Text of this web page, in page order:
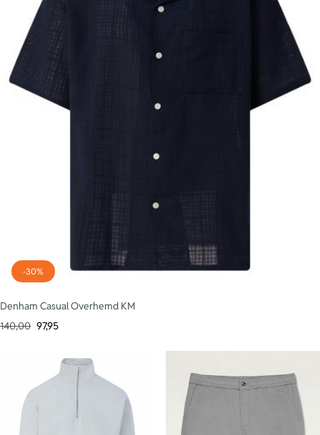
-30%
Denham Casual Overhemd KM
140,00 97,95